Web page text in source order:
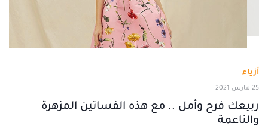
أزياء
25 مارس 2021
ربيعك فرح وأمل .. مع هذه الفساتين المزهرة
والناعمة